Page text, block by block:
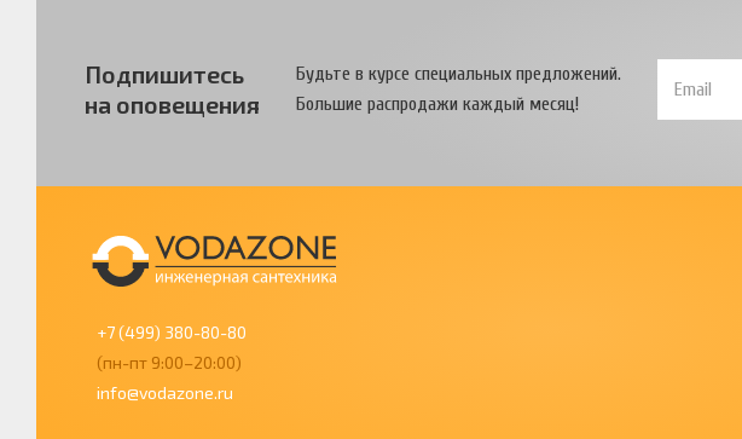
Подпишитесь
на оповещения
Будьте в курсе специальных предложений.
Большие распродажи каждый месяц!
+7 (499) 380-80-80
(пн-пт 9:00–20:00)
info@vodazone.ru